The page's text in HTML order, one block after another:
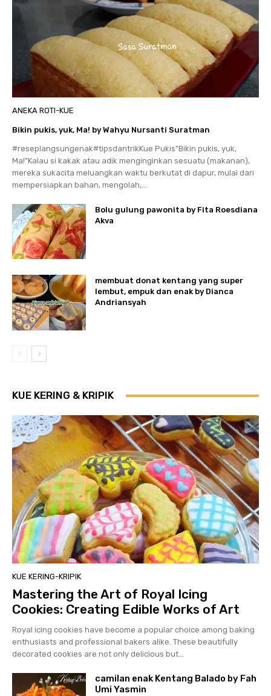
ANEKA ROTI-KUE
Bikin pukis, yuk, Ma! by Wahyu Nursanti Suratman
#reseplangsungenak#tipsdantrikKue Pukis"Bikin pukis, yuk,
Ma!"Kalau si kakak atau adik menginginkan sesuatu (makanan),
mereka sukacita meluangkan waktu berkutat di dapur, mulai dari
mempersiapkan bahan, mengolah,...
Bolu gulung pawonita by Fita Roesdiana
Akva
membuat donat kentang yang super
lembut, empuk dan enak by Dianca
Andriansyah
KUE KERING & KRIPIK
KUE KERING-KRIPIK
Mastering the Art of Royal Icing
Cookies: Creating Edible Works of Art
Royal icing cookies have become a popular choice among baking
enthusiasts and professional bakers alike. These beautifully
decorated cookies are not only delicious but...
camilan enak Kentang Balado by Fah
Umi Yasmin